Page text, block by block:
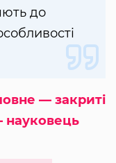
до
— закриті
науковець